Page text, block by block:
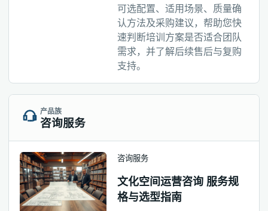
可选配置、适用场景、质量确
认方法及采购建议，帮助您快
速判断培训方案是否适合团队
需求，并了解后续售后与复购
支持。
产品族
咨询服务
咨询服务
文化空间运营咨询 服务规
格与选型指南